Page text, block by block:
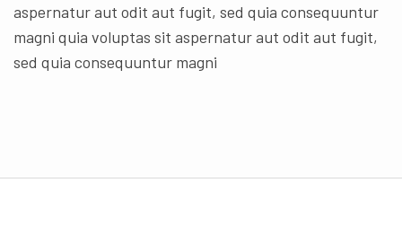
aspernatur aut odit aut fugit, sed quia consequuntur
magni quia voluptas sit aspernatur aut odit aut fugit,
sed quia consequuntur magni